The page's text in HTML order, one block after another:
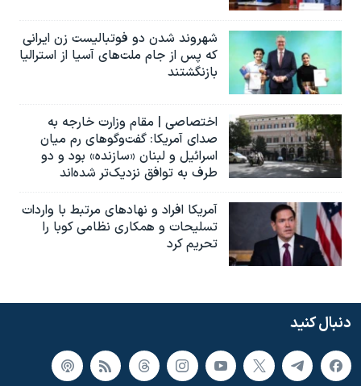
شهروند شدن دو فوتبالیست زن ایرانی
که پس از جام ملت‌های آسیا از استرالیا
بازنگشتند
اختصاصی | مقام وزارت خارجه به
صدای آمریکا: گفت‌وگوهای رم میان
اسرائیل و لبنان «سازنده» بود و دو
طرف به توافق نزدیک‌تر شده‌اند
آمریکا افراد و نهادهای مرتبط با واردات
تسلیحات و همکاری نظامی کوبا را
تحریم کرد
دنبال کنید